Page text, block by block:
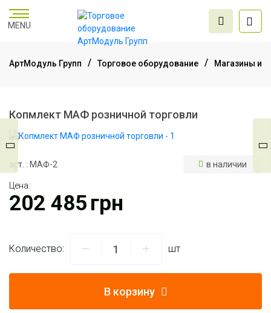
MENU
оборудование
проектирования
АртМодуль Групп Торговое оборудование Магазины и
Копмлект МАФ розничной торговли
арт. : МАФ-2 в наличии
Цена:
202 485грн
Количество: шт
В корзину